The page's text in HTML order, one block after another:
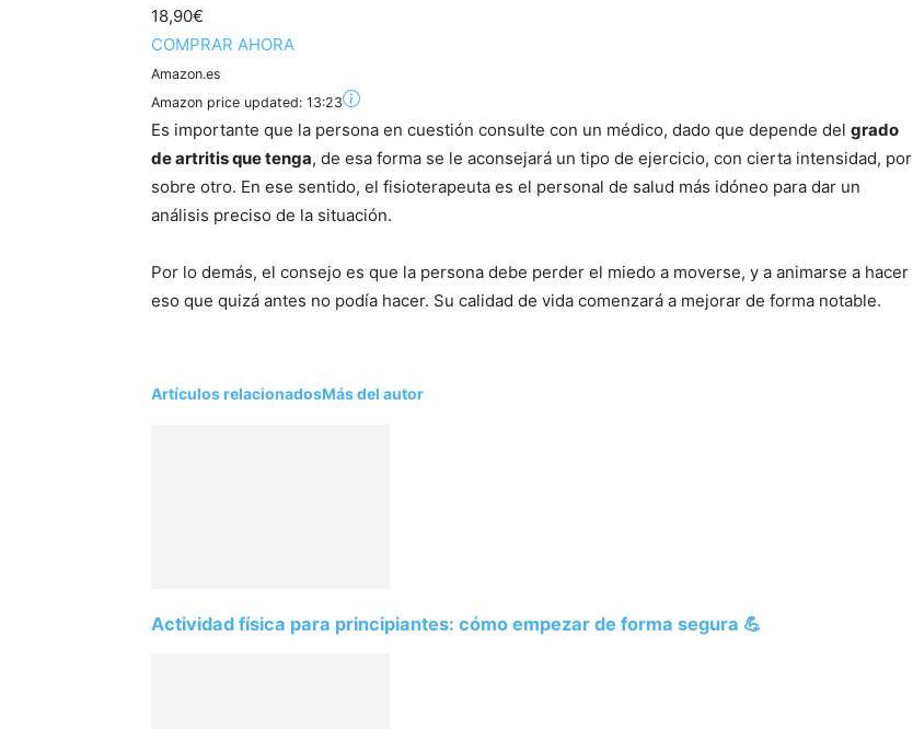
18,90€
COMPRAR AHORA
Amazon.es
Amazon price updated: 13:23
Es importante que la persona en cuestión consulte con un médico, dado que depende del grado
de artritis que tenga, de esa forma se le aconsejará un tipo de ejercicio, con cierta intensidad, por
sobre otro. En ese sentido, el fisioterapeuta es el personal de salud más idóneo para dar un
análisis preciso de la situación.
Por lo demás, el consejo es que la persona debe perder el miedo a moverse, y a animarse a hacer
eso que quizá antes no podía hacer. Su calidad de vida comenzará a mejorar de forma notable.
Artículos relacionadosMás del autor
Actividad física para principiantes: cómo empezar de forma segura 💪